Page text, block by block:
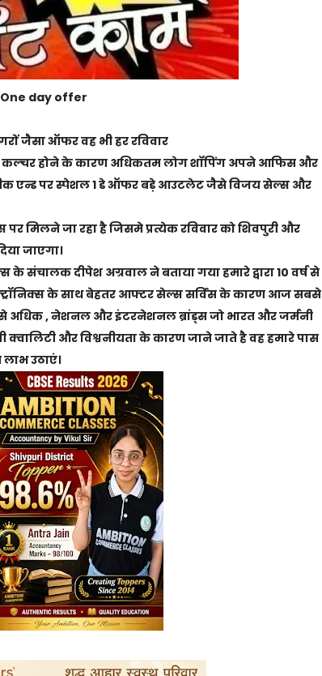
day offer
जैसा ऑफर वह भी हर रविवार
कल्चर होने के कारण अधिकतम लोग शॉपिंग अपने आफिस और
एन्ड पर स्पेशल 1 डे ऑफर बड़े आउटलेट जैसे विजय सेल्स और
मिलने जा रहा है जिसमे प्रत्येक रविवार को शिवपुरी और
जाएगा।
संचालक दीपेश अग्रवाल ने बताया गया हमारे द्वारा 10 वर्ष से
के साथ बेहतर आफ्टर सेल्स सर्विस के कारण आज सबसे
से अधिक , नेशनल और इंटरनेशनल ब्रांड्स जो भारत और जर्मनी
क्वालिटी और विश्वनीयता के कारण जाने जाते है वह हमारे पास
उठाएं।